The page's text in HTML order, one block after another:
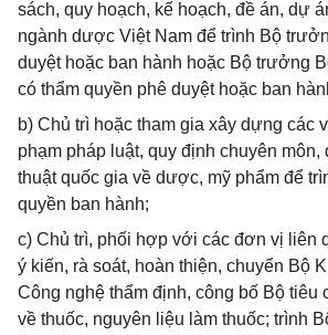
sách, quy hoạch, kế hoạch, đề án, dự
ngành dược Việt Nam để trình Bộ
duyệt hoặc ban hành hoặc Bộ trưởng
có thẩm quyền phê duyệt hoặc ban
b) Chủ trì hoặc tham gia xây dựng các
phạm pháp luật, quy định chuyên môn,
thuật quốc gia về dược, mỹ phẩm để
quyền ban hành;
c) Chủ trì, phối hợp với các đơn vị liên
ý kiến, rà soát, hoàn thiện, chuyển Bộ
Công nghệ thẩm định, công bố Bộ tiêu
về thuốc, nguyên liệu làm thuốc; trình